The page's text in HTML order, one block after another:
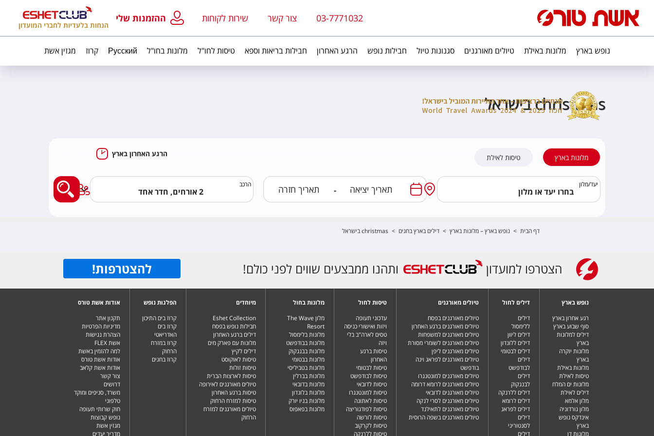
03-7771032 צור קשר שירות לקוחות ההזמנות שלי
הנחות בלעדיות לחברי המועדון
נופש בארץ מלונות באילת טיולים מאורגנים סגנונות טיול חבילות נופש הרגע האחרון חבילות בריאות וספא טיסות לחו"ל מלונות בחו"ל Русский קרוז מגזין אשת
christmas בישראל
מלונות בארץ טיסות לאילת הרגע האחרון בארץ
יעד/מלון
-
הרכב מצאו לי מלון בארץ
דף הבית > נופש בארץ – מלונות בארץ > דילים בארץ בחגים > christmas בישראל
הצטרפו למועדון ותהנו ממבצעים שווים לפני כולם! להצטרפות!
נופש בארץ
רגע אחרון בארץ
סוף שבוע בארץ
דילים למלונות
בארץ
מלונות יוקרה
בארץ
מלונות באילת
טיסות לאילת
מלונות ים המלח
דילים לאילת
מלון אלמא
מלון גורדוניה
אינדקס נופש
בארץ
מלונות דן
דילים לחול
דילים
ללימסול
דילים ליוון
דילים ללונדון
דילים לבטומי
דילים
לבודפשט
דילים
לבנגקוק
דילים ללרנקה
דילים לרומא
דילים לפראג
דילים
לסנטוריני
דילים
טיולים מאורגנים
טיולים מאורגנים בפסח
טיולים מאורגנים ברגע האחרון
טיולים מאורגנים למשפחות
טיולים מאורגנים לשומרי מסורת
טיולים מאורגנים ליפן
טיולים מאורגנים לפראג וינה
בודפשט
טיולים מאורגנים למונטנגרו
טיולים מאורגנים לרומא דרומה
טיולים מאורגנים לדובאי
טיולים מאורגנים לסרי לנקה
טיולים מאורגנים לתאילנד
טיולים מאורגנים בשפה הרוסית
טיסות לחול
עדכוני תעופה
ויזות ואישורי כניסה
טסים לארה"ב בלי
ויזה
טיסות ברגע
האחרון
טיסות לבטומי
טיסות לבודפשט
טיסות לדובאי
טיסות למונטנגרו
טיסות לאתונה
טיסות לפודגוריצה
טיסות לורשה
טיסות לקרקוב
טיסות ללרנקה
מלונות בחול
מלון The Wave
Resort
מלונות בלימסול
מלונות בבודפשט
מלונות בבנגקוק
מלונות בבטומי
מלונות בטביליסי
מלונות בברלין
מלונות בדובאי
מלונות בלונדון
מלונות בניו יורק
מלונות בפאפוס
מיוחדים
Eshet Collection
חבילות נופש בפסח
דילים ברגע האחרון
מלונות עם פארק מים
דילים לקיץ
טיסות לאוקוסט
טיסות זולות
טיסות לארצות הברית
טיולים מאורגנים לאירופה
טיסות ברגע האחרון
טיסות למזרח הרחוק
טיולים מאורגנים למזרח
הרחוק
הפלגות נופש
קרוז בים התיכון
קרוז בים
האדריאטי
קרוז במזרח
הרחוק
קרוז בחגים
אודות אשת טורס
תקנון אתר
מדיניות הפרטיות
הצהרת נגישות
אשת FLEX
למה להזמין באשת
אודות אשת טורס
אודות אשת קלאב
צור קשר
דרושים
משרד, סניפים ומוקד
טלפוני
חוק שרותי תעופה
נופש קבוצות
מגזין אשת
מדריך יעדים